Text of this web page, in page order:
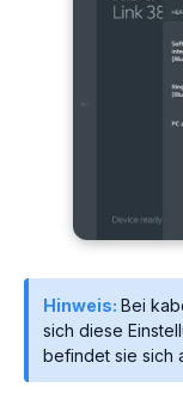
Hinweis: Bei
sich diese
befindet sie sich